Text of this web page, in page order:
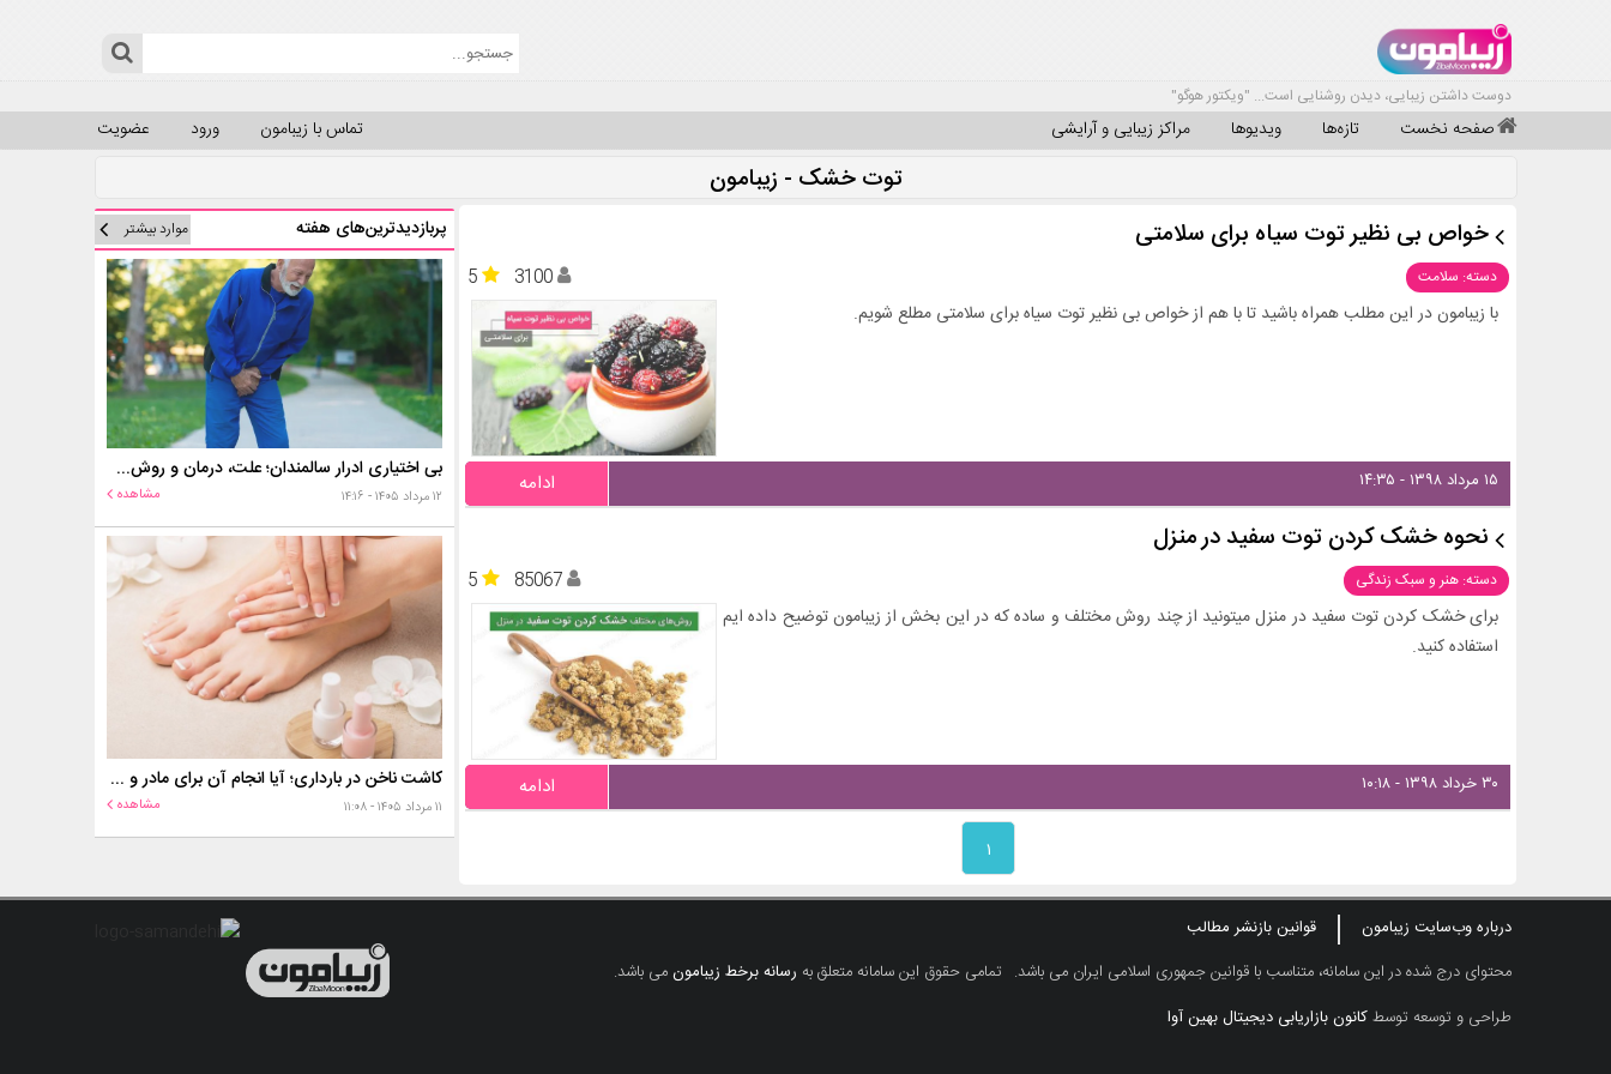
دوست داشتن زیبایی، دیدن روشنایی است... "ویکتور هوگو"
صفحه نخست تازه‌ها ویدیوها مراکز زیبایی و آرایشی عضویت ورود تماس با زیبامون
توت خشک - زیبامون
خواص بی نظیر توت سیاه برای سلامتی
دسته: سلامت 5
3100
با زیبامون در این مطلب همراه باشید تا با هم از خواص بی نظیر توت سیاه برای سلامتی مطلع شویم.
۱۵ مرداد ۱۳۹۸ - ۱۴:۳۵ ادامه
نحوه خشک کردن توت سفید در منزل
دسته: هنر و سبک زندگی 5
85067
برای خشک کردن توت سفید در منزل میتونید از چند روش مختلف و ساده که در این بخش از زیبامون توضیح داده ایم
استفاده کنید.
۳۰ خرداد ۱۳۹۸ - ۱۰:۱۸ ادامه
۱
پربازدیدترین‌های هفته موارد بیشتر
بی اختیاری ادرار سالمندان؛ علت، درمان و روش‌های کنترل در منزل
۱۲ مرداد ۱۴۰۵ - ۱۴:۱۶ مشاهده
کاشت ناخن در بارداری؛ آیا انجام آن برای مادر و جنین خطر دارد؟
۱۱ مرداد ۱۴۰۵ - ۱۱:۰۸ مشاهده
درباره وب‌سایت زیبامون
قوانین بازنشر مطالب
محتوای درج شده در این سامانه، متناسب با قوانین جمهوری اسلامی ایران می باشد. تمامی حقوق این سامانه متعلق به رسانه برخط زیبامونمی باشد.
طراحی و توسعه توسطکانون بازاریابی دیجیتال بهین آوا